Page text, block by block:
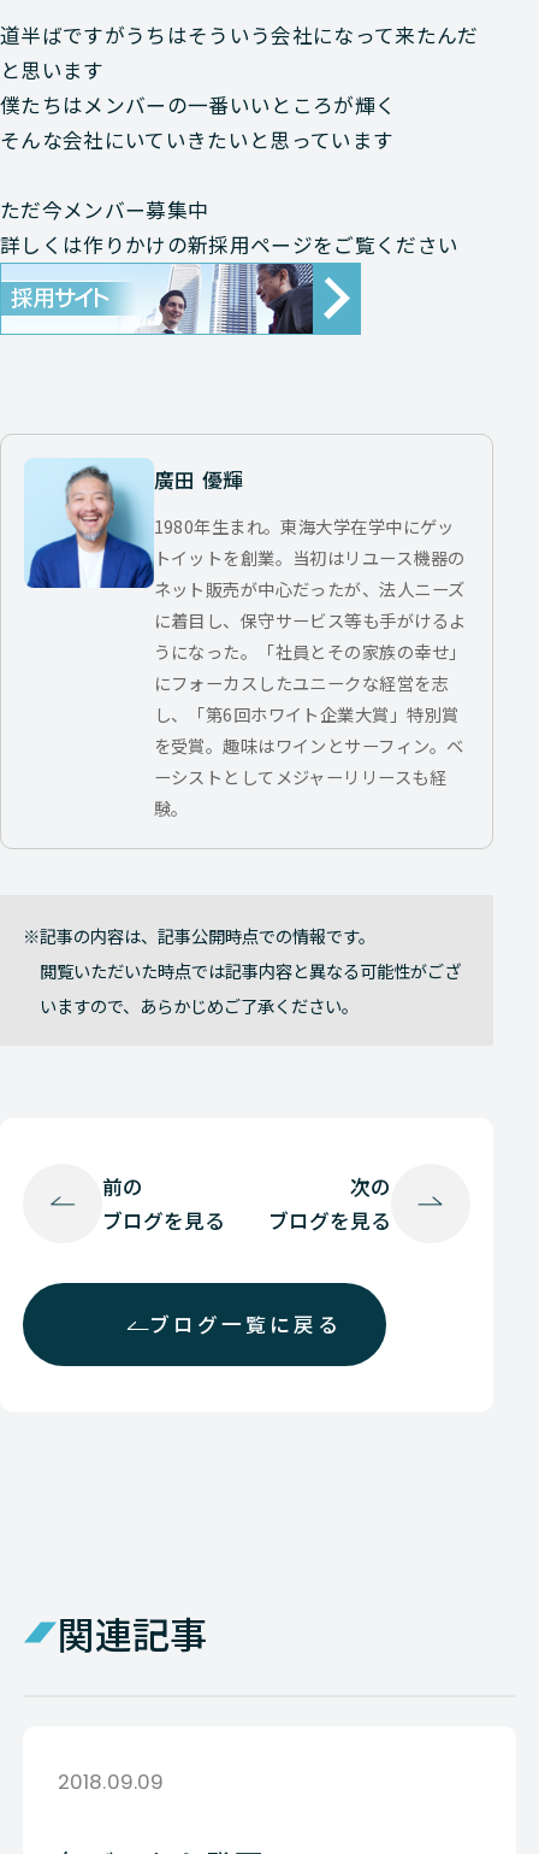
道半ばですがうちはそういう会社になって来たんだ
と思います
僕たちはメンバーの一番いいところが輝く
そんな会社にいていきたいと思っています
ただ今メンバー募集中
詳しくは作りかけの新採用ページをご覧ください
廣田 優輝
1980年生まれ。東海大学在学中にゲッ
トイットを創業。当初はリユース機器の
ネット販売が中心だったが、法人ニーズ
に着目し、保守サービス等も手がけるよ
うになった。「社員とその家族の幸せ」
にフォーカスしたユニークな経営を志
し、「第6回ホワイト企業大賞」特別賞
を受賞。趣味はワインとサーフィン。ベ
ーシストとしてメジャーリリースも経
験。
記事の内容は、記事公開時点での情報です。
閲覧いただいた時点では記事内容と異なる可能性がござ
いますので、あらかじめご了承ください。
前の
ブログを見る
ブログ一覧に戻る
次の
ブログを見る
関連記事
2018.09.09